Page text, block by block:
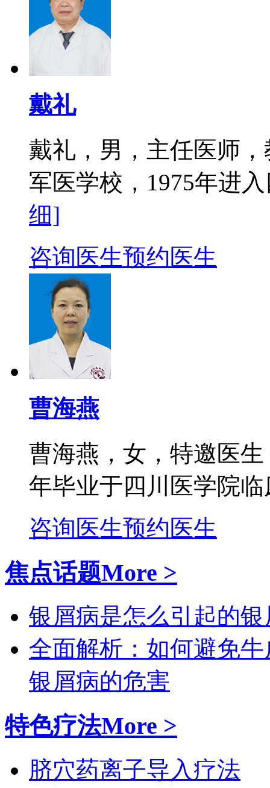
戴礼
戴礼，男，主任医师
军医学校，1975年进
细]
咨询医生预约医生
曹海燕
曹海燕，女，特邀医
年毕业于四川医学院
咨询医生预约医生
焦点话题More >
银屑病是怎么引起的银
全面解析：如何避免
银屑病的危害
特色疗法More >
脐穴药离子导入疗法